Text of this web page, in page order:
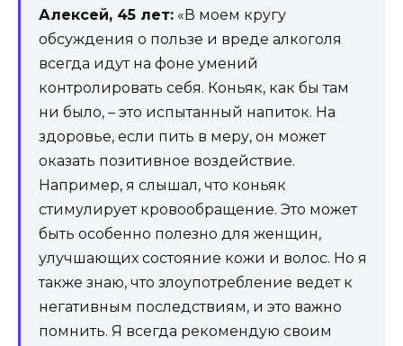
Алексей, 45 лет: «В моем кругу
обсуждения о пользе и вреде алкоголя
всегда идут на фоне умений
контролировать себя. Коньяк, как бы там
ни было, – это испытанный напиток. На
здоровье, если пить в меру, он может
оказать позитивное воздействие.
Например, я слышал, что коньяк
стимулирует кровообращение. Это может
быть особенно полезно для женщин,
улучшающих состояние кожи и волос. Но я
также знаю, что злоупотребление ведет к
негативным последствиям, и это важно
помнить. Я всегда рекомендую своим